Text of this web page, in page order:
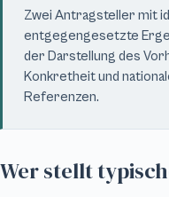
Zwei Antragsteller mit
entgegengesetzte
der Darstellung des
Konkretheit und
Referenzen.
Wer stellt